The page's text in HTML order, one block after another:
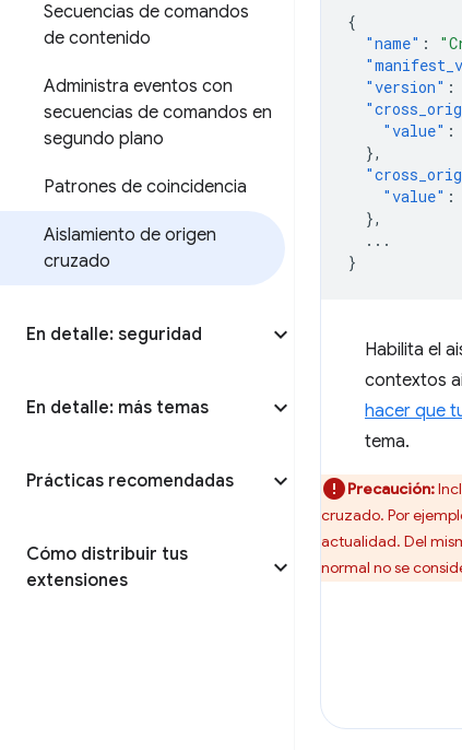
Secuencias de comandos
de contenido
Administra eventos con
secuencias de comandos en
segundo plano
Patrones de coincidencia
Aislamiento de origen
cruzado
En detalle: seguridad
En detalle: más temas
Prácticas recomendadas
Cómo distribuir tus
extensiones
{
"name" :
"version" :
"value" :
},
"value" :
},
...
}
Habilita el
contextos
hacer que
tema.
Precaución:
cruzado. Por
actualidad. Del
normal no se